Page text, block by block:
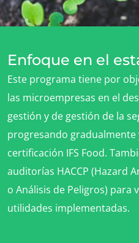
NUESTROS SECTORES COMERCIALES
Enfoque en el
Este programa tiene por
las microempresas en el
gestión y de gestión de la
progresando gradualmente
certificación IFS Food.
auditorías HACCP (Hazard
o Análisis de Peligros) para
utilidades implementadas.